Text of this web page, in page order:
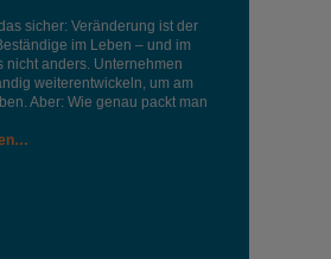
sicher: Veränderung ist der
im Leben – und im
nicht anders. Unternehmen
weiterentwickeln, um am
Aber: Wie genau packt man